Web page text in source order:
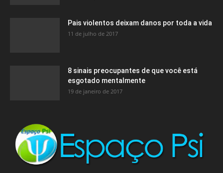
Pais violentos deixam danos por toda a vida
11 de julho de 2017
8 sinais preocupantes de que você está
esgotado mentalmente
19 de janeiro de 2017